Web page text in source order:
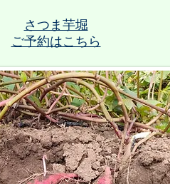
​さつま芋堀
​ご予約はこちら